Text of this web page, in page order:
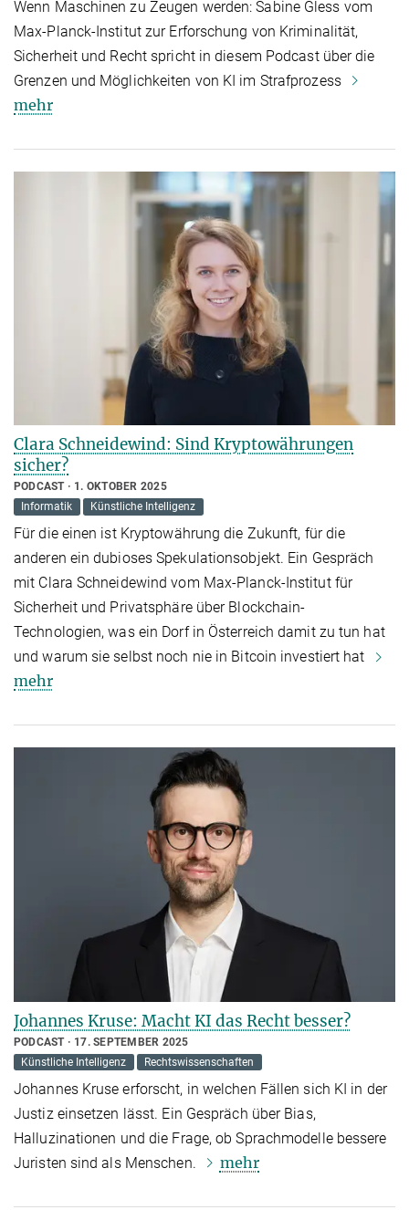
Wenn Maschinen zu Zeugen werden: Sabine Gless vom
Max-Planck-Institut zur Erforschung von Kriminalität,
Sicherheit und Recht spricht in diesem Podcast über die
Grenzen und Möglichkeiten von KI im Strafprozess
mehr
Clara Schneidewind: Sind Kryptowährungen
sicher?
PODCAST
1. OKTOBER 2025
Informatik
Künstliche Intelligenz
Für die einen ist Kryptowährung die Zukunft, für die
anderen ein dubioses Spekulationsobjekt. Ein Gespräch
mit Clara Schneidewind vom Max-Planck-Institut für
Sicherheit und Privatsphäre über Blockchain-
Technologien, was ein Dorf in Österreich damit zu tun hat
und warum sie selbst noch nie in Bitcoin investiert hat
mehr
Johannes Kruse: Macht KI das Recht besser?
PODCAST
17. SEPTEMBER 2025
Künstliche Intelligenz
Rechtswissenschaften
Johannes Kruse erforscht, in welchen Fällen sich KI in der
Justiz einsetzen lässt. Ein Gespräch über Bias,
Halluzinationen und die Frage, ob Sprachmodelle bessere
Juristen sind als Menschen.
mehr